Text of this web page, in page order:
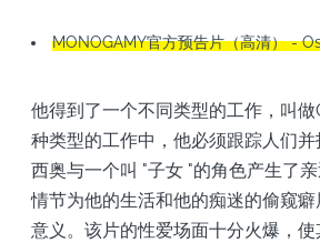
MONOGAMY官方预告片（高清） -
他得到了一个不同类型的工作，叫
种类型的工作中，他必须跟踪人们并
西奥与一个叫 "子女 "的角色产生了
情节为他的生活和他的痴迷的偷窥
意义。该片的性爱场面十分火爆，